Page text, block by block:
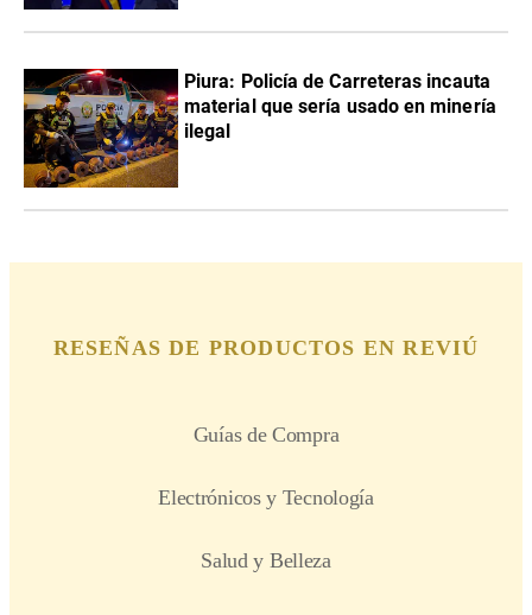
Piura: Policía de Carreteras incauta
material que sería usado en minería
ilegal